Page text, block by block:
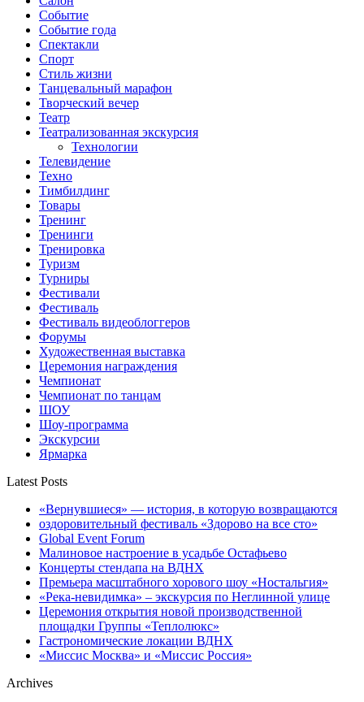
Событие
Событие года
Спектакли
Спорт
Стиль жизни
Танцевальный марафон
Творческий вечер
Театр
Театрализованная экскурсия
Технологии
Телевидение
Техно
Тимбилдинг
Товары
Тренинг
Тренинги
Тренировка
Туризм
Турниры
Фестивали
Фестиваль
Фестиваль видеоблоггеров
Форумы
Художественная выставка
Церемония награждения
Чемпионат
Чемпионат по танцам
ШОУ
Шоу-программа
Экскурсии
Ярмарка
Latest Posts
«Вернувшиеся» — история, в которую возвращаются
оздоровительный фестиваль «Здорово на все сто»
Global Event Forum
Малиновое настроение в усадьбе Остафьево
Концерты стендапа на ВДНХ
Премьера масштабного хорового шоу «Ностальгия»
«Река-невидимка» – экскурсия по Неглинной улице
Церемония открытия новой производственной
площадки Группы «Теплолюкс»
Гастрономические локации ВДНХ
«Миссис Москва» и «Миссис Россия»
Archives